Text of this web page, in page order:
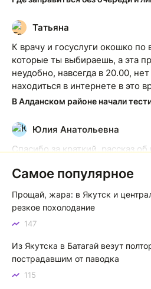
Т
Татьяна
К врачу и госуслуги окошко
которые ты выбираешь, а эта
неудобно, навсегда в 20.00,
находиться в интернете в это
Ю
Юлия Анатольевна
Спасибо за краткий, рассказ
Якутск сквозь века: от острога
К
Котя злой
Зной в Сибири, тем более в
тем более говорить не
песнях поют…
Самое популярное
Прощай, жара: в Якутск и
резкое похолодание
147
Из Якутска в Батагай везут
пострадавшим от паводка
115